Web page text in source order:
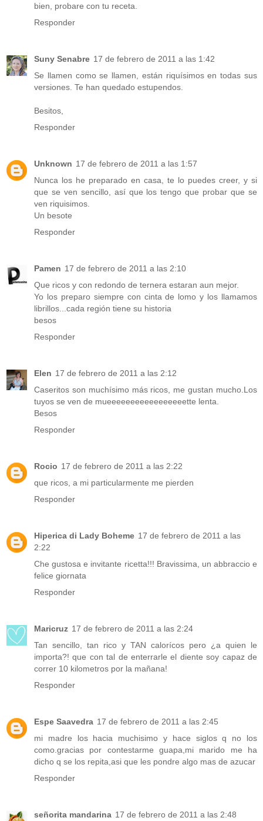
bien, probare con tu receta.
Responder
Suny Senabre 17 de febrero de 2011 a las 1:42
Se llamen como se llamen, están riquísimos en todas sus
versiones. Te han quedado estupendos.
Besitos,
Responder
Unknown 17 de febrero de 2011 a las 1:57
Nunca los he preparado en casa, te lo puedes creer, y si
que se ven sencillo, así que los tengo que probar que se
ven riquisimos.
Un besote
Responder
Pamen 17 de febrero de 2011 a las 2:10
Que ricos y con redondo de ternera estaran aun mejor.
Yo los preparo siempre con cinta de lomo y los llamamos
librillos...cada región tiene su historia
besos
Responder
Elen 17 de febrero de 2011 a las 2:12
Caseritos son muchísimo más ricos, me gustan mucho.Los
tuyos se ven de mueeeeeeeeeeeeeeeeette lenta.
Besos
Responder
Rocio 17 de febrero de 2011 a las 2:22
que ricos, a mi particularmente me pierden
Responder
Hiperica di Lady Boheme 17 de febrero de 2011 a las
2:22
Che gustosa e invitante ricetta!!! Bravissima, un abbraccio e
felice giornata
Responder
Maricruz 17 de febrero de 2011 a las 2:24
Tan sencillo, tan rico y TAN calorícos pero ¿a quien le
importa?! que con tal de enterrarle el diente soy capaz de
correr 10 kilometros por la mañana!
Responder
Espe Saavedra 17 de febrero de 2011 a las 2:45
mi madre los hacia muchisimo y hace siglos q no los
como.gracias por contestarme guapa,mi marido me ha
dicho q se los repita,asi que les pondre algo mas de azucar
Responder
señorita mandarina 17 de febrero de 2011 a las 2:48